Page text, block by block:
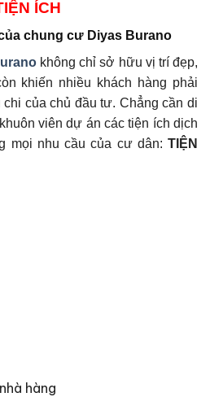
ÍCH
chung cư Diyas Burano
không chỉ sở hữu vị trí đẹp,
khiến nhiều khách hàng phải
của chủ đầu tư. Chẳng cần di
viên dự án các tiện ích dịch
mọi nhu cầu của cư dân: TIỆN
hàng